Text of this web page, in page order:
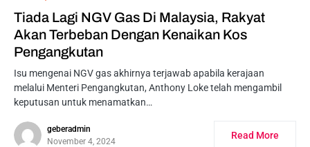
Tiada Lagi NGV Gas Di Malaysia, Rakyat
Akan Terbeban Dengan Kenaikan Kos
Pengangkutan
Isu mengenai NGV gas akhirnya terjawab apabila kerajaan
melalui Menteri Pengangkutan, Anthony Loke telah mengambil
keputusan untuk menamatkan…
geberadmin
November 4, 2024
Read More